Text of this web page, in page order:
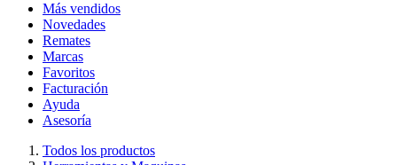
Más vendidos
Novedades
Remates
Marcas
Favoritos
Facturación
Ayuda
Asesoría
Todos los productos